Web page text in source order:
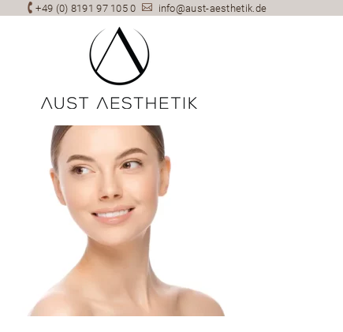
+49 (0) 8191 97 105 0  info@aust-aesthetik.de